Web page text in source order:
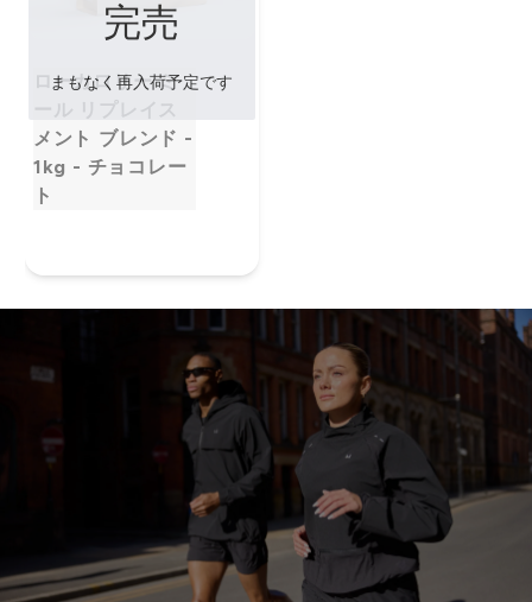
ローカロリー ミ
ール リプレイス
メント ブレンド -
1kg - チョコレー
ト
完売
まもなく再入荷予定です